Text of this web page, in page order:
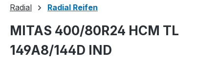
Radial Radial Reifen
MITAS 400/80R24 HCM TL
149A8/144D IND